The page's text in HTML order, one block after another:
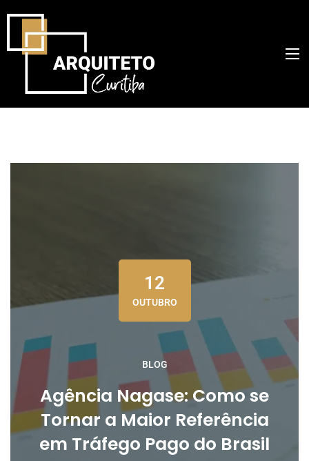
12
OUTUBRO
BLOG
Agência Nagase: Como se
Tornar a Maior Referência
em Tráfego Pago do Brasil